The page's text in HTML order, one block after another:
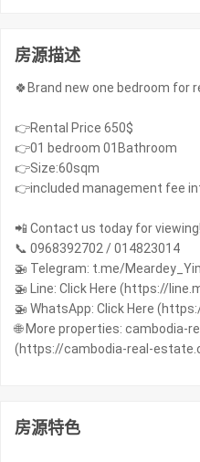
房源描述
🍀Brand new one bedroom for
👉Rental Price 650$
👉01 bedroom 01Bathroom
👉Size:60sqm
👉included management fee
📲 Contact us today for viewing!
📞 0968392702 / 014823014
🚁 Telegram: t.me/
🚁 Line: Click Here (https://
🚁 WhatsApp: Click Here
🌐 More properties: cambodia-
(https://cambodia-real-
房源特色